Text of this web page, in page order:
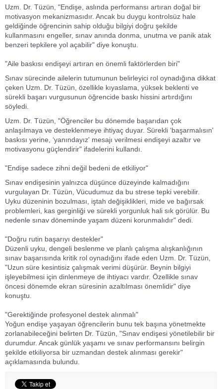
Uzm. Dr. Tüzün, "Endişe, aslında performansı artıran doğal bir
motivasyon mekanizmasıdır. Ancak bu duygu kontrolsüz hale
geldiğinde öğrencinin sahip olduğu bilgiyi doğru şekilde
kullanmasını engeller, sınav anında donma, unutma ve panik atak
benzeri tepkilere yol açabilir" diye konuştu.
"Aile baskısı endişeyi artıran en önemli faktörlerden biri"
Sınav sürecinde ailelerin tutumunun belirleyici rol oynadığına dikkat
çeken Uzm. Dr. Tüzün, özellikle kıyaslama, yüksek beklenti ve
sürekli başarı vurgusunun öğrencide baskı hissini artırdığını
söyledi.
Uzm. Dr. Tüzün, "Öğrenciler bu dönemde başarıdan çok
anlaşılmaya ve desteklenmeye ihtiyaç duyar. Sürekli ‘başarmalısın'
baskısı yerine, ‘yanındayız' mesajı verilmesi endişeyi azaltır ve
motivasyonu güçlendirir" ifadelerini kullandı.
"Endişe sadece zihni değil bedeni de etkiliyor"
Sınav endişesinin yalnızca düşünce düzeyinde kalmadığını
vurgulayan Dr. Tüzün, Vücudumuz da bu strese tepki verebilir.
Uyku düzeninin bozulması, iştah değişiklikleri, mide ve bağırsak
problemleri, kas gerginliği ve sürekli yorgunluk hali sık görülür. Bu
nedenle sınav döneminde yaşam düzeni korunmalıdır" dedi.
"Doğru rutin başarıyı destekler"
Düzenli uyku, dengeli beslenme ve planlı çalışma alışkanlığının
sınav başarısında kritik rol oynadığını ifade eden Uzm. Dr. Tüzün,
"Uzun süre kesintisiz çalışmak verimi düşürür. Beynin bilgiyi
işleyebilmesi için dinlenmeye de ihtiyacı vardır. Özellikle sınav
öncesi dönemde ekran süresinin azaltılması önemlidir" diye
konuştu.
"Gerektiğinde profesyonel destek alınmalı"
Yoğun endişe yaşayan öğrencilerin bunu tek başına yönetmekte
zorlanabileceğini belirten Dr. Tüzün, "Sınav endişesi yönetilebilir bir
durumdur. Ancak günlük yaşamı ve sınav performansını belirgin
şekilde etkiliyorsa bir uzmandan destek alınması gerekir"
açıklamasında bulundu.